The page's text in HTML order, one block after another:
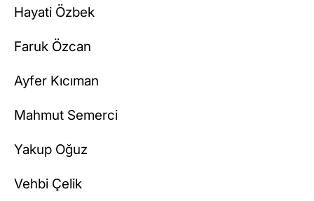
Hayati Özbek
Faruk Özcan
Ayfer Kıcıman
Mahmut Semerci
Yakup Oğuz
Vehbi Çelik